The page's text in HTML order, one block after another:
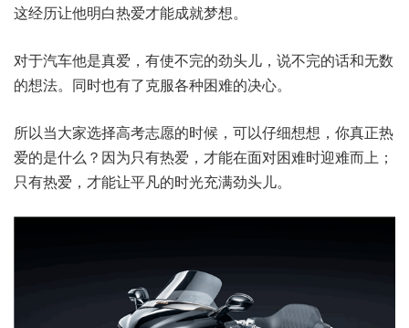
这经历让他明白热爱才能成就梦想。
对于汽车他是真爱，有使不完的劲头儿，说不完的话和无数
的想法。同时也有了克服各种困难的决心。
所以当大家选择高考志愿的时候，可以仔细想想，你真正热
爱的是什么？因为只有热爱，才能在面对困难时迎难而上；
只有热爱，才能让平凡的时光充满劲头儿。